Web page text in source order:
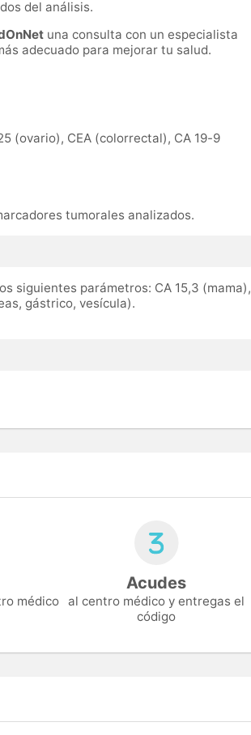
del análisis.
una consulta con un especialista
adecuado para mejorar tu salud.
(ovario), CEA (colorrectal), CA 19-9
tumorales analizados.
siguientes parámetros: CA 15,3 (mama),
gástrico, vesícula).
médico
Acudes
al centro médico y entregas el
código